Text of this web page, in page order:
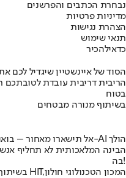
נבחרת הכתבים והפרשנים
מדיניות פרטיות
הצהרת נגישות
תנאי שימוש
כדאילהכיר
הסוד של איינשטיין שיגדיל לכם
הריבית דריבית עובדת
בטוח
בשיתוף מנורה מבטחים
אל תישארו מאחור – בואו לגלות לאן ה-AI הולך
הבינה המלאכותית לא תחליף
בה!
בשיתוף HIT,המכון הטכנולוגי חולון